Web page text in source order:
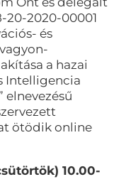
20-2020-00001
és
a hazai
Intelligencia
elnevezésű
ötödik online
10.00-